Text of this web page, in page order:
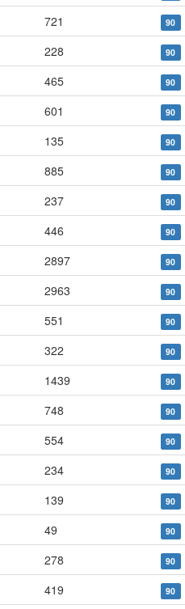
721 90
228 90
465 90
601 90
135 90
885 90
237 90
446 90
2897 90
2963 90
551 90
322 90
1439 90
748 90
554 90
234 90
139 90
49 90
278 90
419 90